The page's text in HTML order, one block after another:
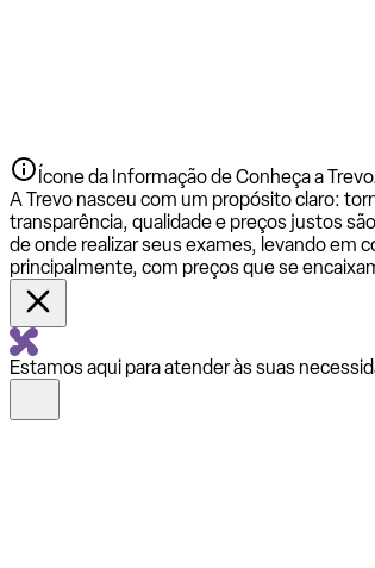
Ícone da Informação de Conheça a Trevo.
A Trevo nasceu com um propósito claro:
transparência, qualidade e preços justos
de onde realizar seus exames, levando em
principalmente, com preços que se
Estamos aqui para atender às suas